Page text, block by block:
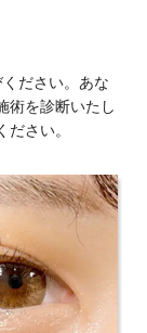
ださい。あな
術を診断いたし
さい。